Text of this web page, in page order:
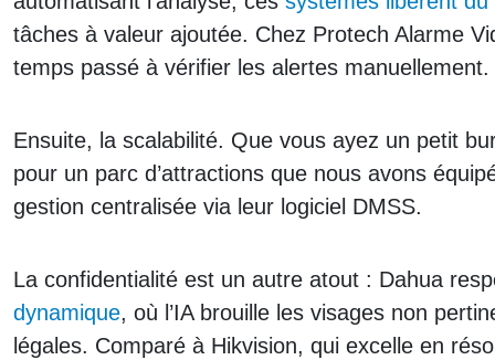
tâches à valeur ajoutée. Chez Protech Alarme
temps passé à vérifier les alertes manuellement.
Ensuite, la scalabilité. Que vous ayez un petit
pour un parc d’attractions que nous avons
gestion centralisée via leur logiciel DMSS.
La confidentialité est un autre atout : Dahua
dynamique, où l’IA brouille les visages non
légales. Comparé à Hikvision, qui excelle en